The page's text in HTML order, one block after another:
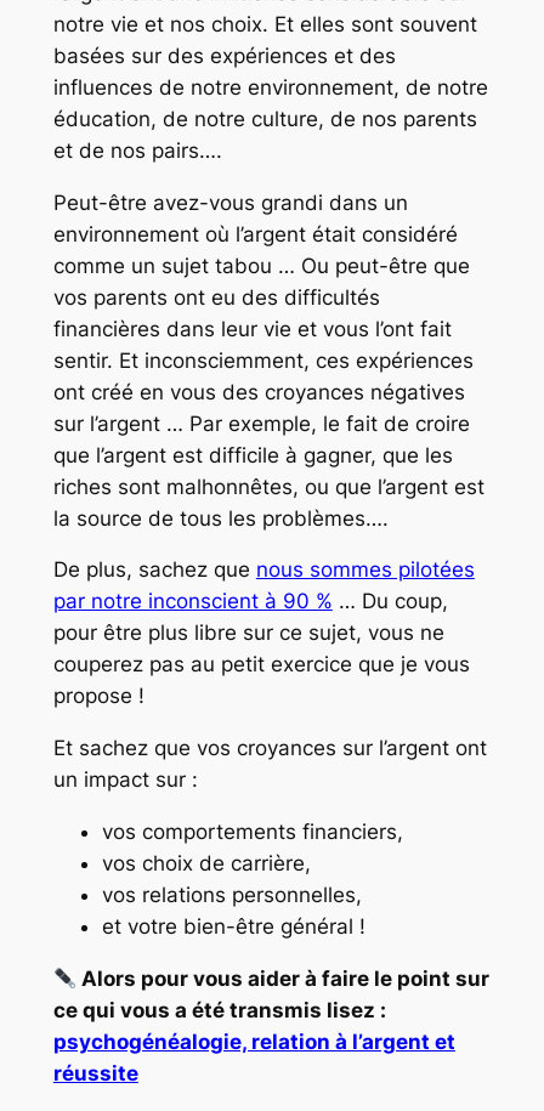
notre vie et nos choix. Et elles sont souvent
basées sur des expériences et des
influences de notre environnement, de notre
éducation, de notre culture, de nos parents
et de nos pairs….
Peut-être avez-vous grandi dans un
environnement où l’argent était considéré
comme un sujet tabou … Ou peut-être que
vos parents ont eu des difficultés
financières dans leur vie et vous l’ont fait
sentir. Et inconsciemment, ces expériences
ont créé en vous des croyances négatives
sur l’argent … Par exemple, le fait de croire
que l’argent est difficile à gagner, que les
riches sont malhonnêtes, ou que l’argent est
la source de tous les problèmes….
De plus, sachez que nous sommes pilotées
par notre inconscient à 90 % … Du coup,
pour être plus libre sur ce sujet, vous ne
couperez pas au petit exercice que je vous
propose !
Et sachez que vos croyances sur l’argent ont
un impact sur :
vos comportements financiers,
vos choix de carrière,
vos relations personnelles,
et votre bien-être général !
Alors pour vous aider à faire le point sur
ce qui vous a été transmis lisez :
psychogénéalogie, relation à l’argent et
réussite